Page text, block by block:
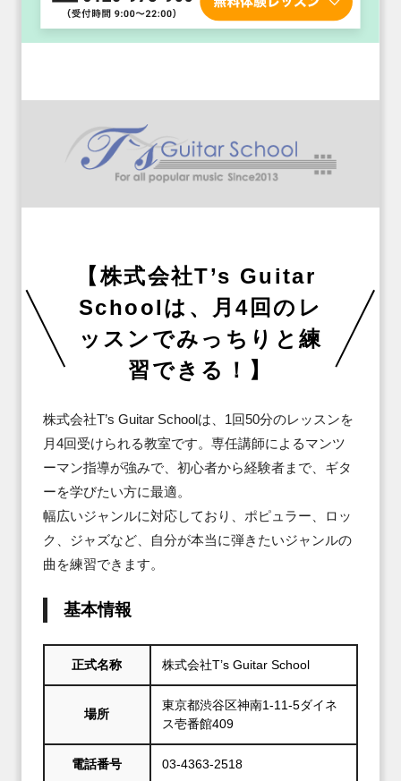
【株式会社T’s Guitar
Schoolは、月4回のレ
ッスンでみっちりと練
習できる！】
株式会社T’s Guitar Schoolは、1回50分のレッスンを
月4回受けられる教室です。専任講師によるマンツ
ーマン指導が強みで、初心者から経験者まで、ギタ
ーを学びたい方に最適。
幅広いジャンルに対応しており、ポピュラー、ロッ
ク、ジャズなど、自分が本当に弾きたいジャンルの
曲を練習できます。
基本情報
正式名称 株式会社T’s Guitar School
場所
東京都渋谷区神南1-11-5ダイネ
ス壱番館409
電話番号 03-4363-2518